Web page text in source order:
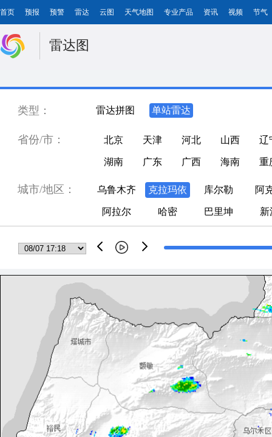
首页 预报 预警 雷达 云图 天气地图 专业产品 资讯 视频 节气
雷达图
类型： 雷达拼图 单站雷达
省份/市： 北京 天津 河北 山西 辽
湖南 广东 广西 海南 重
城市/地区： 乌鲁木齐 克拉玛依 库尔勒 阿
阿拉尔 哈密 巴里坤 新